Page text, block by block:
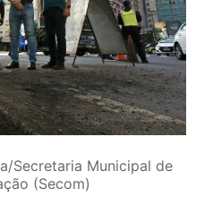
Secretaria Municipal de
(Secom)